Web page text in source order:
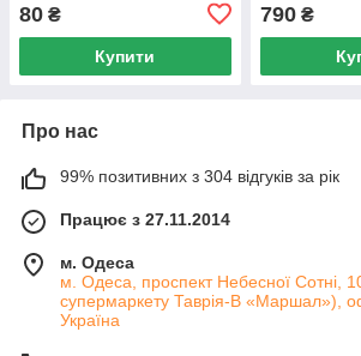
80 ₴
Купити
790₴
Про нас
99% позитивних з 304 відгуків за рік
Працює з 27.11.2014
м. Одеса
м. Одеса, проспект Небесної Сотні,
супермаркету Таврія-В «Маршал»),
Україна